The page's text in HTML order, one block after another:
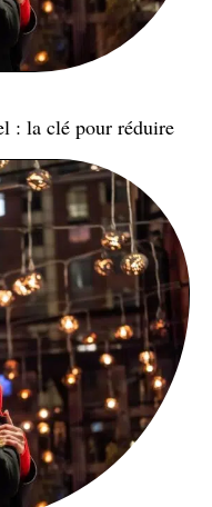
: la clé pour réduire